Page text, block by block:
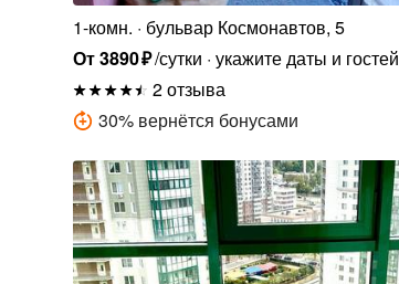
1-комн.
бульвар Космонавтов, 5
От3890₽/сутки укажите даты и гостей
2 отзыва
30% вернётся бонусами